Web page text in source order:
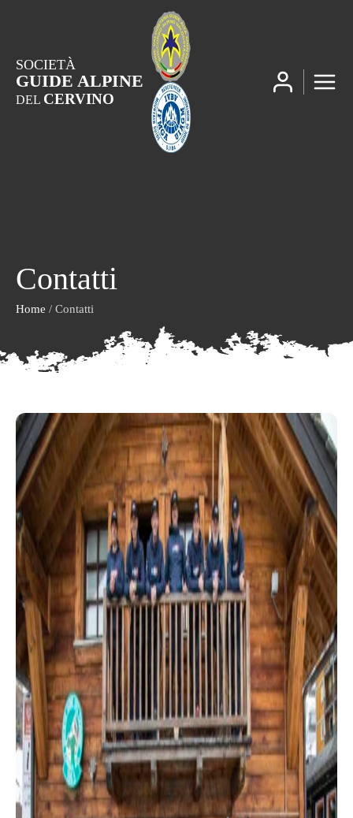
SOCIETÀ
GUIDE ALPINE
DEL CERVINO
Contatti
Home / Contatti